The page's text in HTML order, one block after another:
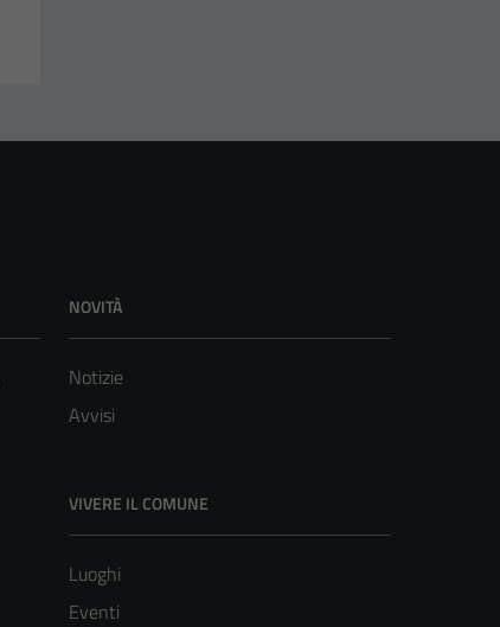
NOVITÀ
Notizie
Avvisi
VIVERE IL COMUNE
Luoghi
Eventi